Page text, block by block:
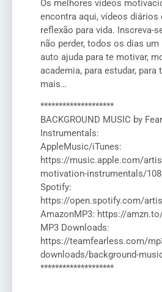
Os melhores vídeos
encontra aqui, vídeos diários
reflexão para vida. Inscreva-
não perder, todos os dias
auto ajuda para te motivar,
academia, para estudar, para
mais…
********************
BACKGROUND MUSIC by
Instrumentals:
AppleMusic/iTunes:
https://music.apple.com/
motivation-instrumentals/
Spotify:
https://open.spotify.com/
AmazonMP3: https://
MP3 Downloads:
https://teamfearless.com/
downloads/background-
********************